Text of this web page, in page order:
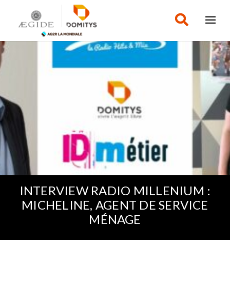
INTERVIEW RADIO MILLENIUM :
MICHELINE, AGENT DE SERVICE
MÉNAGE